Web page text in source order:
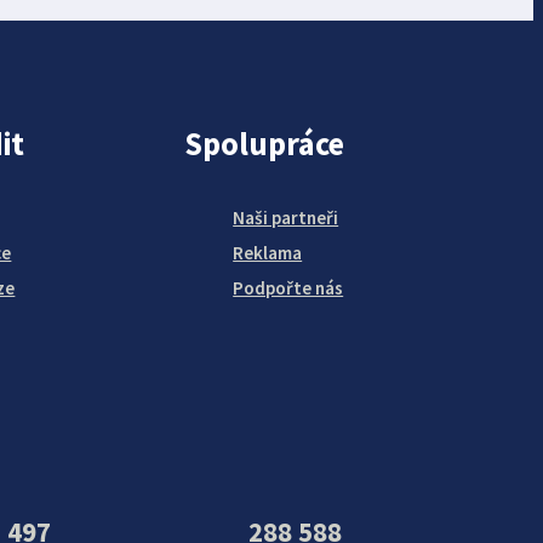
Spolupráce
Naši partneři
Reklama
Podpořte nás
497 288 588